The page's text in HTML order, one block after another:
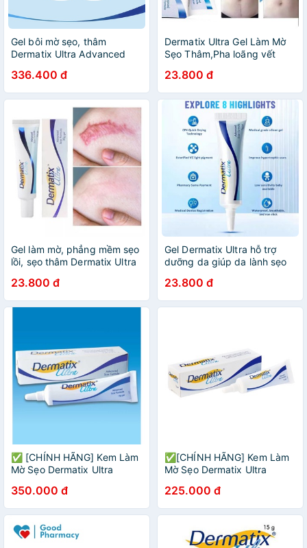
Gel bôi mờ sẹo, thâm
Dermatix Ultra Advanced
- Giảm sẹo lồi, phì đại, sẹo
mổ hiệu quả
336.400 đ
Dermatix Ultra Gel Làm Mờ
Sẹo Thâm,Pha loãng vết
và dấu ấn 15g
23.800 đ
Gel làm mờ, phẳng mềm sẹo
lồi, sẹo thâm Dermatix Ultra
23.800 đ
Gel Dermatix Ultra hỗ trợ
dưỡng da giúp da lành sẹo
23.800 đ
✅ [CHÍNH HÃNG] Kem Làm
Mờ Sẹo Dermatix Ultra
15g
350.000 đ
✅[CHÍNH HÃNG] Kem Làm
Mờ Sẹo Dermatix Ultra
7g
225.000 đ